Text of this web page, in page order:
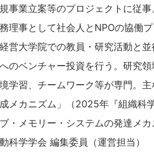
事業立案等のプロジェクトに従
理事として社会人とNPOの協働
営大学院での教員・研究活動と
のベンチャー投資を行う。研究
学習、チームワーク等が専門。
メカニズム」（2025年『組織科
・メモリー・システムの発達メ
科学学会 編集委員（運営担当）